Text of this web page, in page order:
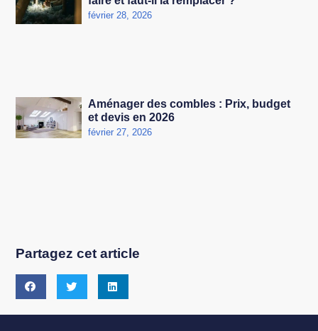
février 28, 2026
Aménager des combles : Prix, budget
et devis en 2026
février 27, 2026
Partagez cet article